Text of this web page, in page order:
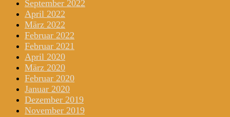
September 2022
April 2022
März 2022
Februar 2022
Februar 2021
April 2020
März 2020
Februar 2020
Januar 2020
Dezember 2019
November 2019